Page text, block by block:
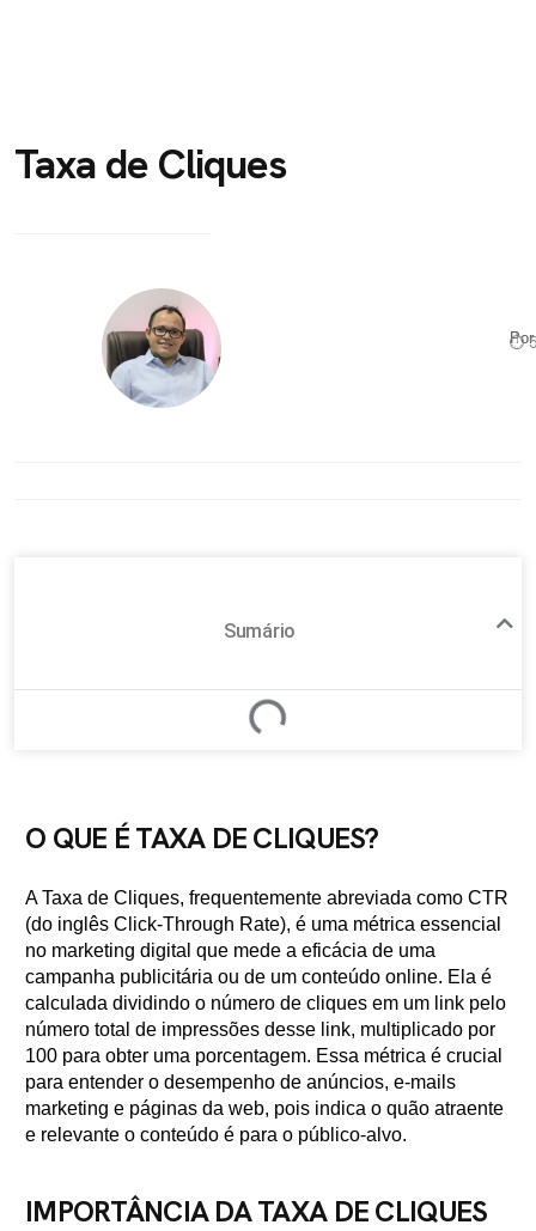
Taxa de Cliques
⏱
Sumário
O QUE É TAXA DE CLIQUES?
A Taxa de Cliques, frequentemente abreviada como CTR
(do inglês Click-Through Rate), é uma métrica essencial
no marketing digital que mede a eficácia de uma
campanha publicitária ou de um conteúdo online. Ela é
calculada dividindo o número de cliques em um link pelo
número total de impressões desse link, multiplicado por
100 para obter uma porcentagem. Essa métrica é crucial
para entender o desempenho de anúncios, e-mails
marketing e páginas da web, pois indica o quão atraente
e relevante o conteúdo é para o público-alvo.
IMPORTÂNCIA DA TAXA DE CLIQUES